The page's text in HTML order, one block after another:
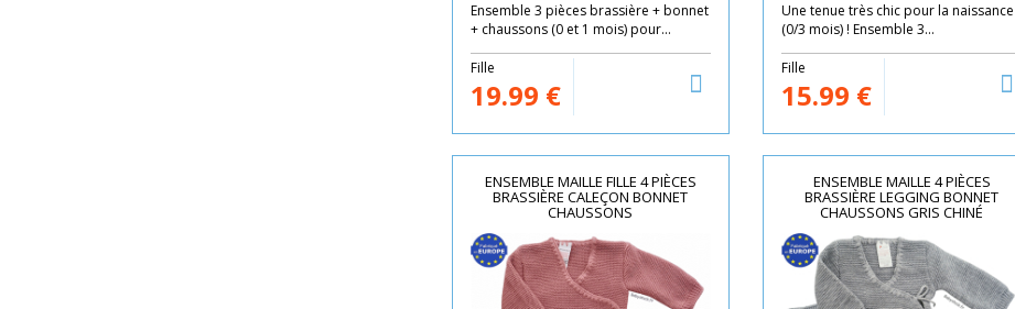
Ensemble 3 pièces brassière + bonnet
+ chaussons (0 et 1 mois) pour...
Fille
19.99 €
Une tenue très chic pour la naissance
(0/3 mois) ! Ensemble 3...
Fille
15.99 €
ENSEMBLE MAILLE FILLE 4 PIÈCES
BRASSIÈRE CALEÇON BONNET
CHAUSSONS
ENSEMBLE MAILLE 4 PIÈCES
BRASSIÈRE LEGGING BONNET
CHAUSSONS GRIS CHINÉ